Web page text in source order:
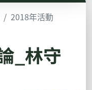
2018年活動
_林守